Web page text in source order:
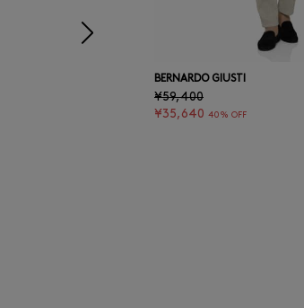
BERNARDO GIUSTI
¥59,400
¥35,640 40% OFF